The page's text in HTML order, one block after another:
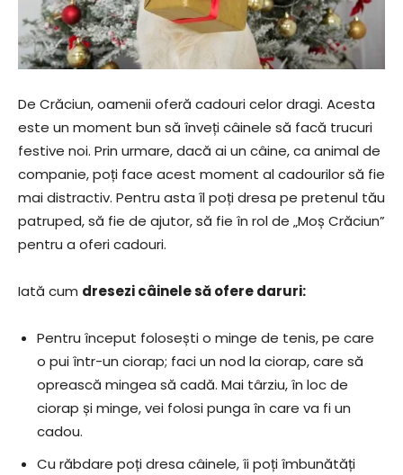
De Crăciun, oamenii oferă cadouri celor dragi. Acesta
este un moment bun să înveți câinele să facă trucuri
festive noi. Prin urmare, dacă ai un câine, ca animal de
companie, poți face acest moment al cadourilor să fie
mai distractiv. Pentru asta îl poți dresa pe pretenul tău
patruped, să fie de ajutor, să fie în rol de „Moș Crăciun”
pentru a oferi cadouri.
Iată cum dresezi câinele să ofere daruri:
Pentru început folosești o minge de tenis, pe care
o pui într-un ciorap; faci un nod la ciorap, care să
oprească mingea să cadă. Mai târziu, în loc de
ciorap și minge, vei folosi punga în care va fi un
cadou.
Cu răbdare poți dresa câinele, îi poți îmbunătăți